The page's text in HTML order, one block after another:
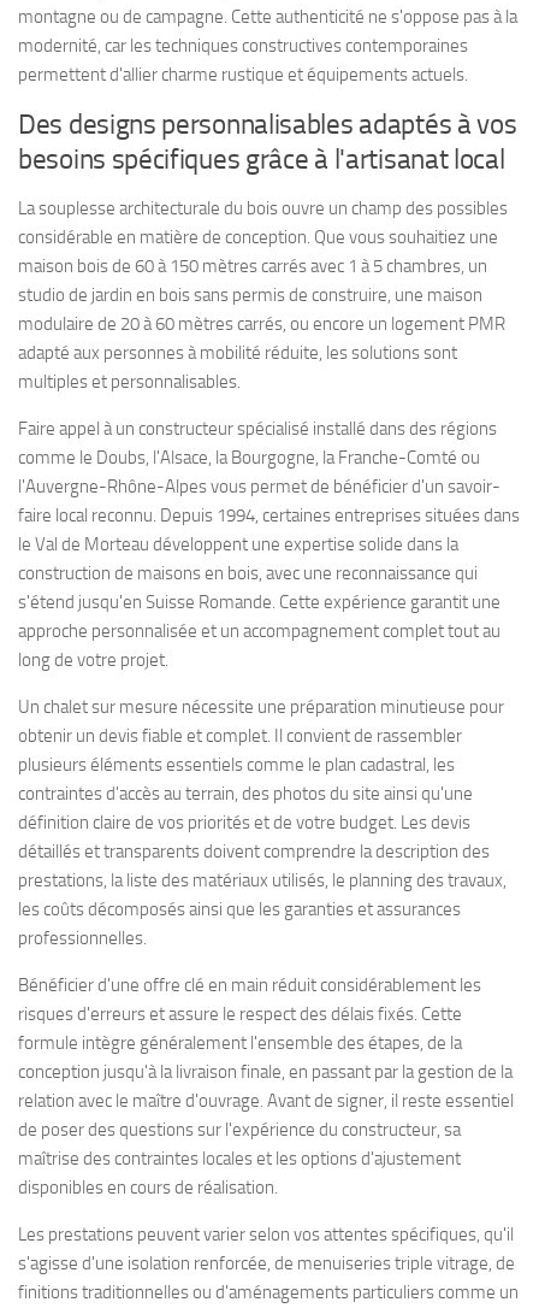
montagne ou de campagne. Cette authenticité ne s'oppose pas à la
modernité, car les techniques constructives contemporaines
permettent d'allier charme rustique et équipements actuels.
Des designs personnalisables adaptés à vos
besoins spécifiques grâce à l'artisanat local
La souplesse architecturale du bois ouvre un champ des possibles
considérable en matière de conception. Que vous souhaitiez une
maison bois de 60 à 150 mètres carrés avec 1 à 5 chambres, un
studio de jardin en bois sans permis de construire, une maison
modulaire de 20 à 60 mètres carrés, ou encore un logement PMR
adapté aux personnes à mobilité réduite, les solutions sont
multiples et personnalisables.
Faire appel à un constructeur spécialisé installé dans des régions
comme le Doubs, l'Alsace, la Bourgogne, la Franche-Comté ou
l'Auvergne-Rhône-Alpes vous permet de bénéficier d'un savoir-
faire local reconnu. Depuis 1994, certaines entreprises situées dans
le Val de Morteau développent une expertise solide dans la
construction de maisons en bois, avec une reconnaissance qui
s'étend jusqu'en Suisse Romande. Cette expérience garantit une
approche personnalisée et un accompagnement complet tout au
long de votre projet.
Un chalet sur mesure nécessite une préparation minutieuse pour
obtenir un devis fiable et complet. Il convient de rassembler
plusieurs éléments essentiels comme le plan cadastral, les
contraintes d'accès au terrain, des photos du site ainsi qu'une
définition claire de vos priorités et de votre budget. Les devis
détaillés et transparents doivent comprendre la description des
prestations, la liste des matériaux utilisés, le planning des travaux,
les coûts décomposés ainsi que les garanties et assurances
professionnelles.
Bénéficier d'une offre clé en main réduit considérablement les
risques d'erreurs et assure le respect des délais fixés. Cette
formule intègre généralement l'ensemble des étapes, de la
conception jusqu'à la livraison finale, en passant par la gestion de la
relation avec le maître d'ouvrage. Avant de signer, il reste essentiel
de poser des questions sur l'expérience du constructeur, sa
maîtrise des contraintes locales et les options d'ajustement
disponibles en cours de réalisation.
Les prestations peuvent varier selon vos attentes spécifiques, qu'il
s'agisse d'une isolation renforcée, de menuiseries triple vitrage, de
finitions traditionnelles ou d'aménagements particuliers comme un